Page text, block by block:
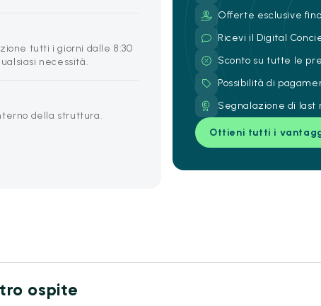
tutti i giorni dalle 8:30
necessità.
della struttura.
Offerte esclusive
Ricevi il Digital
Sconto su tutte le
Possibilità di
Segnalazione di last
Ottieni tutti i
ospite